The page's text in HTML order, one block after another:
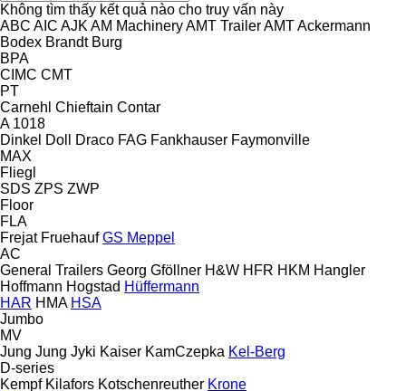
Không tìm thấy kết quả nào cho truy vấn này
ABC AIC AJK AM MachineryAMT TrailerAMTAckermann
Bodex Brandt Burg
BPA
CIMC CMT
PT
Carnehl Chieftain Contar
A 1018
Dinkel Doll Draco FAG Fankhauser Faymonville
MAX
Fliegl
SDS ZPS ZWP
Floor
FLA
Frejat Fruehauf GS Meppel
AC
General Trailers Georg Gföllner H&W HFR HKM Hangler
Hoffmann Hogstad Hüffermann
HAR HMA HSA
Jumbo
MV
Jung Jung Jyki Kaiser KamCzepka Kel-Berg
D-series
Kempf Kilafors Kotschenreuther Krone